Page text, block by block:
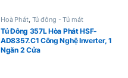
Hoà Phát, Tủ đông - Tủ mát
Tủ Đông 357L Hòa Phát HSF-
AD8357.C1 Công Nghệ Inverter, 1
Ngăn 2 Cửa